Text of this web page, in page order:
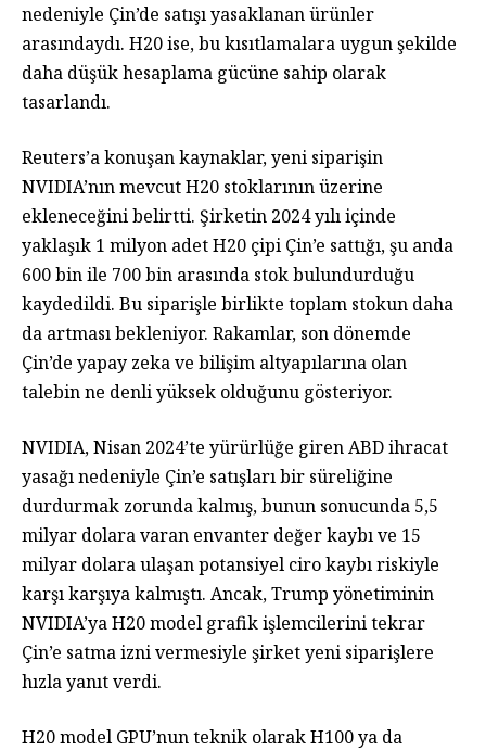
nedeniyle Çin’de satışı yasaklanan ürünler
arasındaydı. H20 ise, bu kısıtlamalara uygun şekilde
daha düşük hesaplama gücüne sahip olarak
tasarlandı.
Reuters’a konuşan kaynaklar, yeni siparişin
NVIDIA’nın mevcut H20 stoklarının üzerine
ekleneceğini belirtti. Şirketin 2024 yılı içinde
yaklaşık 1 milyon adet H20 çipi Çin’e sattığı, şu anda
600 bin ile 700 bin arasında stok bulundurduğu
kaydedildi. Bu siparişle birlikte toplam stokun daha
da artması bekleniyor. Rakamlar, son dönemde
Çin’de yapay zeka ve bilişim altyapılarına olan
talebin ne denli yüksek olduğunu gösteriyor.
NVIDIA, Nisan 2024’te yürürlüğe giren ABD ihracat
yasağı nedeniyle Çin’e satışları bir süreliğine
durdurmak zorunda kalmış, bunun sonucunda 5,5
milyar dolara varan envanter değer kaybı ve 15
milyar dolara ulaşan potansiyel ciro kaybı riskiyle
karşı karşıya kalmıştı. Ancak, Trump yönetiminin
NVIDIA’ya H20 model grafik işlemcilerini tekrar
Çin’e satma izni vermesiyle şirket yeni siparişlere
hızla yanıt verdi.
H20 model GPU’nun teknik olarak H100 ya da